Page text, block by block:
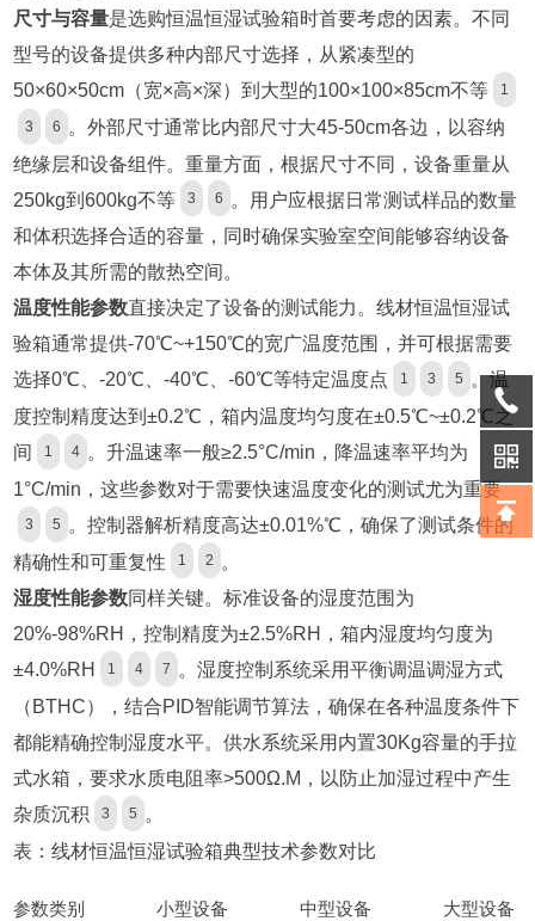
尺寸与容量是选购恒温恒湿试验箱时首要考虑的因素。不同
型号的设备提供多种内部尺寸选择，从紧凑型的
50×60×50cm（宽×高×深）到大型的100×100×85cm不等
1
3 6
。外部尺寸通常比内部尺寸大45-50cm各边，以容纳
绝缘层和设备组件。重量方面，根据尺寸不同，设备重量从
250kg到600kg不等
3 6
。用户应根据日常测试样品的数量
和体积选择合适的容量，同时确保实验室空间能够容纳设备
本体及其所需的散热空间。
温度性能参数直接决定了设备的测试能力。线材恒温恒湿试
验箱通常提供-70℃~+150℃的宽广温度范围，并可根据需要
选择0℃、-20℃、-40℃、-60℃等特定温度点
1 3 5
。温
度控制精度达到±0.2℃，箱内温度均匀度在±0.5℃~±0.2℃之
间
1 4 。升温速率一般≥2.5°C/min，降温速率平均为
1°C/min，这些参数对于需要快速温度变化的测试尤为重要
3 5
。控制器解析精度高达±0.01%℃，确保了测试条件的
精确性和可重复性
1 2
。
湿度性能参数同样关键。标准设备的湿度范围为
20%-98%RH，控制精度为±2.5%RH，箱内湿度均匀度为
±4.0%RH
1 4 7 。湿度控制系统采用平衡调温调湿方式
（BTHC），结合PID智能调节算法，确保在各种温度条件下
都能精确控制湿度水平。供水系统采用内置30Kg容量的手拉
式水箱，要求水质电阻率>500Ω.M，以防止加湿过程中产生
杂质沉积
3 5
。
表：线材恒温恒湿试验箱典型技术参数对比
参数类别 小型设备 中型设备 大型设备